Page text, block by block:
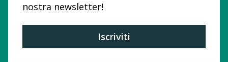
nostra newsletter!
Iscriviti